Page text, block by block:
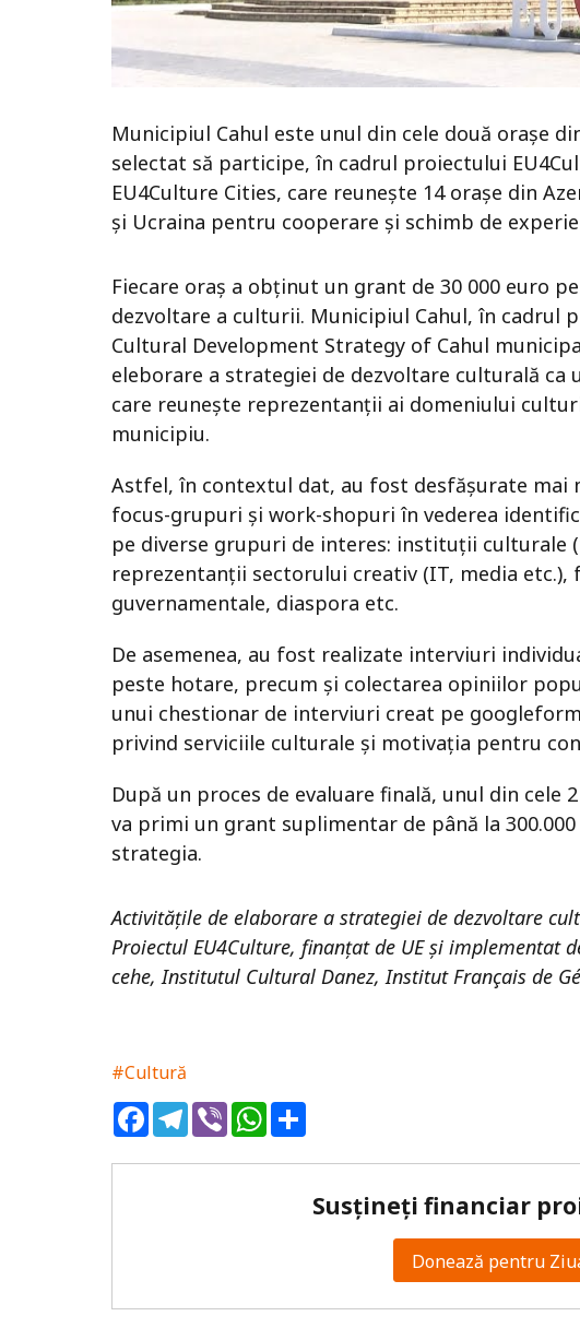
Municipiul Cahul este unul din cele două orașe
selectat să participe, în cadrul proiectului
EU4Culture Cities, care reunește 14 orașe din
și Ucraina pentru cooperare și schimb de
Fiecare oraș a obținut un grant de 30 000 euro
dezvoltare a culturii. Municipiul Cahul, în cadrul
Cultural Development Strategy of Cahul
eleborare a strategiei de dezvoltare culturală ca
care reunește reprezentanții ai domeniului
municipiu.
Astfel, în contextul dat, au fost desfășurate mai
focus-grupuri și work-shopuri în vederea
pe diverse grupuri de interes: instituții culturale
reprezentanții sectorului creativ (IT, media
guvernamentale, diaspora etc.
De asemenea, au fost realizate interviuri
peste hotare, precum și colectarea opiniilor
unui chestionar de interviuri creat pe
privind serviciile culturale și motivația pentru
După un proces de evaluare finală, unul din cele
va primi un grant suplimentar de până la
strategia.
Activitățile de elaborare a strategiei de dezvoltare
Proiectul EU4Culture, finanțat de UE și implementat
cehe, Institutul Cultural Danez, Institut Français de
#Cultură
FacebookTelegram
ViberWhatsApp
Susțineți financiar
Donează pentru